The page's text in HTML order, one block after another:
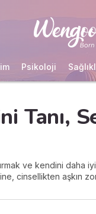
Psikoloji
Tanı,
ve kendini daha
cinsellikten aşkın